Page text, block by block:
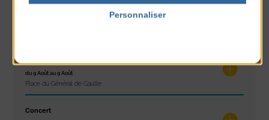
du 9 Août au 9 Août
Place du Général de Gaulle
Concert
Personnaliser